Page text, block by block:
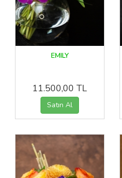
EMILY
11.500,00 TL